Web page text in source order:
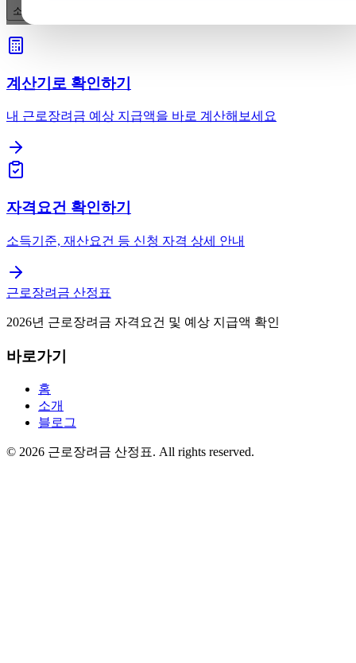
소아·임신·노인·만성질환자는 어떻게 해야 하나요?
계산기로 확인하기
내 근로장려금 예상 지급액을 바로 계산해보세요
자격요건 확인하기
소득기준, 재산요건 등 신청 자격 상세 안내
근로장려금 산정표
2026년 근로장려금 자격요건 및 예상 지급액 확인
바로가기
홈
소개
블로그
© 2026 근로장려금 산정표. All rights reserved.